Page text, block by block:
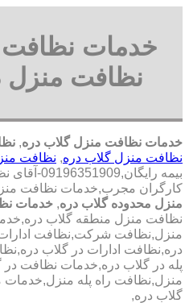
خدمات نظافت
نظافت منزل
خدمات نظافت منزل گلاب دره,
نظافت منزل گلاب دره, نظافت
بیمه
کارگران مجرب,خدمات نظافت
منزل محدوده گلاب دره, خدمات
نظافت منزل منطقه گلاب
منزل,نظافت شرکت,نظافت
دره,نظافت ادارات در گلاب
پله در گلاب دره,خدمات نظافت
منزل,نظافت راه پله
گلاب دره,